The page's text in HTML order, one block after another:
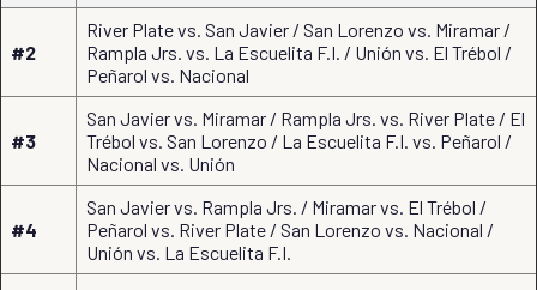
#2
River Plate vs. San Javier / San Lorenzo vs. Miramar /
Rampla Jrs. vs. La Escuelita F.I. / Unión vs. El Trébol /
Peñarol vs. Nacional
#3
San Javier vs. Miramar / Rampla Jrs. vs. River Plate / El
Trébol vs. San Lorenzo / La Escuelita F.I. vs. Peñarol /
Nacional vs. Unión
#4
San Javier vs. Rampla Jrs. / Miramar vs. El Trébol /
Peñarol vs. River Plate / San Lorenzo vs. Nacional /
Unión vs. La Escuelita F.I.